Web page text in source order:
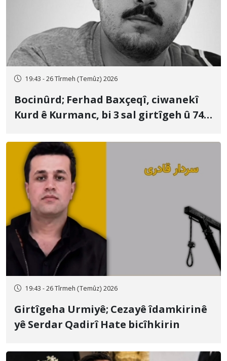
19:43 - 26 Tîrmeh (Temûz) 2026
Bocinûrd; Ferhad Baxçeqî, ciwanekî
Kurd ê Kurmanc, bi 3 sal girtîgeh û 74
19:43 - 26 Tîrmeh (Temûz) 2026
Girtîgeha Urmiyê; Cezayê îdamkirinê
yê Serdar Qadirî Hate bicîhkirin